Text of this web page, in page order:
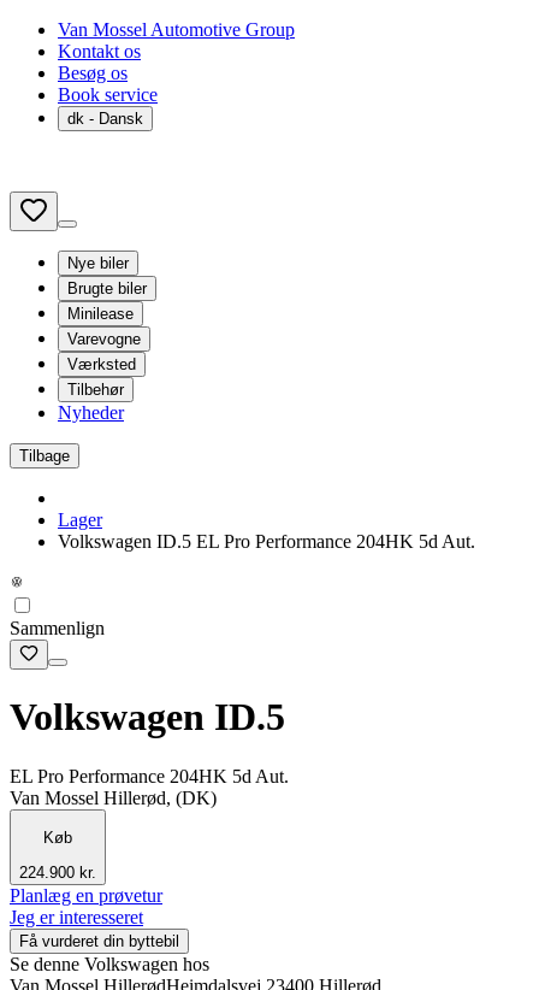
Van Mossel Automotive Group
Kontakt os
Besøg os
Book service
dk - Dansk
Nye biler
Brugte biler
Minilease
Varevogne
Værksted
Tilbehør
Nyheder
Tilbage
Lager
Volkswagen ID.5 EL Pro Performance 204HK 5d Aut.
Sammenlign
Volkswagen ID.5
EL Pro Performance 204HK 5d Aut.
Van Mossel Hillerød, (DK)
Køb
224.900 kr.
Planlæg en prøvetur
Jeg er interesseret
Få vurderet din byttebil
Se denne Volkswagen hos
Van Mossel HillerødHeimdalsvej 23400 Hillerød